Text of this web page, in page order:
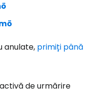
anulate, primiți până
de urmărire